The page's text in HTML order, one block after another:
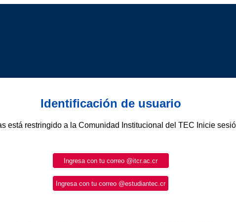
Identificación de usuario
está restringido a la Comunidad Institucional del TEC Inicie